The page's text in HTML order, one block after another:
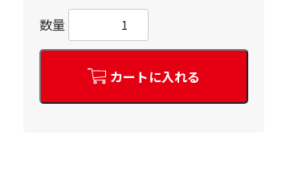
数量
カートに入れる